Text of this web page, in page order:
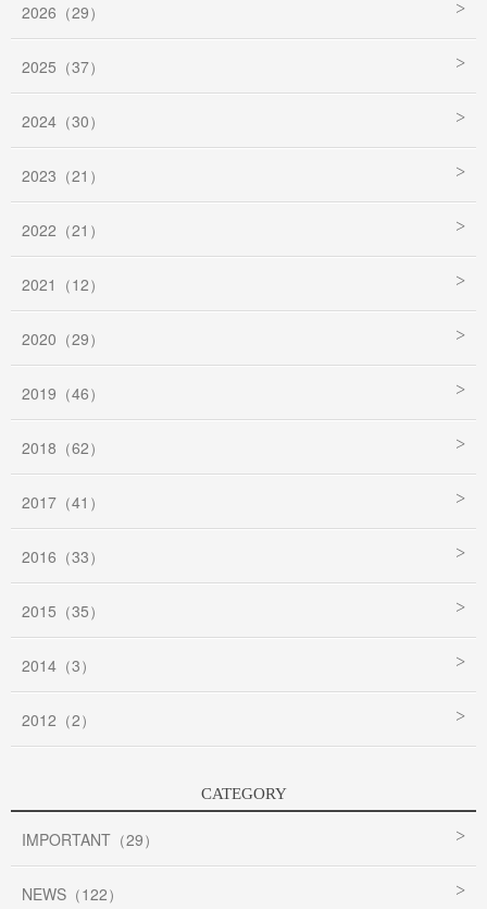
2026（29）
2025（37）
2024（30）
2023（21）
2022（21）
2021（12）
2020（29）
2019（46）
2018（62）
2017（41）
2016（33）
2015（35）
2014（3）
2012（2）
CATEGORY
IMPORTANT（29）
NEWS（122）